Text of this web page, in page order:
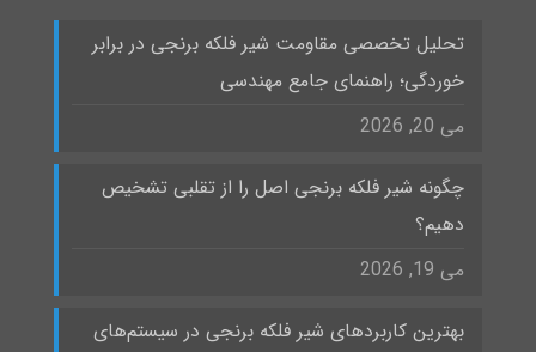
تحلیل تخصصی مقاومت شیر فلکه برنجی در برابر
خوردگی؛ راهنمای جامع مهندسی
می 20, 2026
چگونه شیر فلکه برنجی اصل را از تقلبی تشخیص
دهیم؟
می 19, 2026
بهترین کاربردهای شیر فلکه برنجی در سیستم‌های